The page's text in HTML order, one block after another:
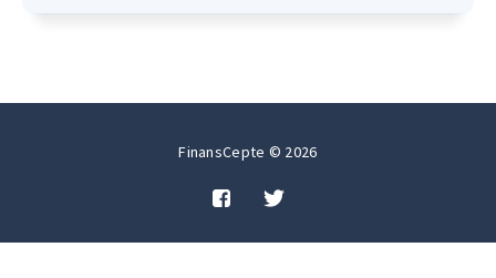
FinansCepte © 2026